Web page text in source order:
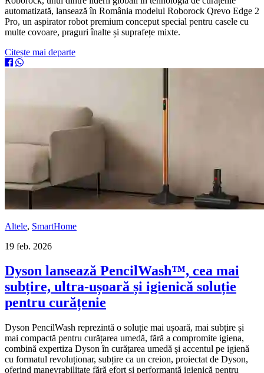
automatizată, lansează în România modelul Roborock Qrevo Edge 2
Pro, un aspirator robot premium conceput special pentru casele cu
multe covoare, praguri înalte și suprafețe mixte.
Citește mai departe
Altele, SmartHome
19 feb. 2026
Dyson lansează PencilWash™, cea mai
subțire, ultra-ușoară și igienică soluție
pentru curățenie
Dyson PencilWash reprezintă o soluție mai ușoară, mai subțire și
mai compactă pentru curățarea umedă, fără a compromite igiena,
combină expertiza Dyson în curățarea umedă și accentul pe igienă
cu formatul revoluționar, subțire ca un creion, proiectat de Dyson,
oferind manevrabilitate fără efort și performanță igienică pentru